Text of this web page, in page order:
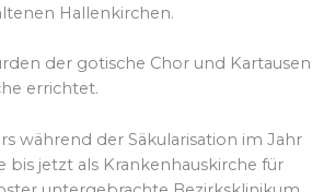
Hallenkirchen.
der gotische Chor und Kartausen
errichtet.
während der Säkularisation im Jahr
bis jetzt als Krankenhauskirche für